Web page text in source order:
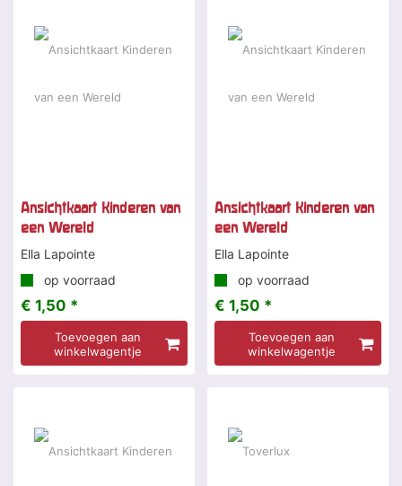
Ansichtkaart Kinderen van
een Wereld
Ella Lapointe
op voorraad
€ 1,50 *
Toevoegen aan
winkelwagentje
Ansichtkaart Kinderen van
een Wereld
Ella Lapointe
op voorraad
€ 1,50 *
Toevoegen aan
winkelwagentje